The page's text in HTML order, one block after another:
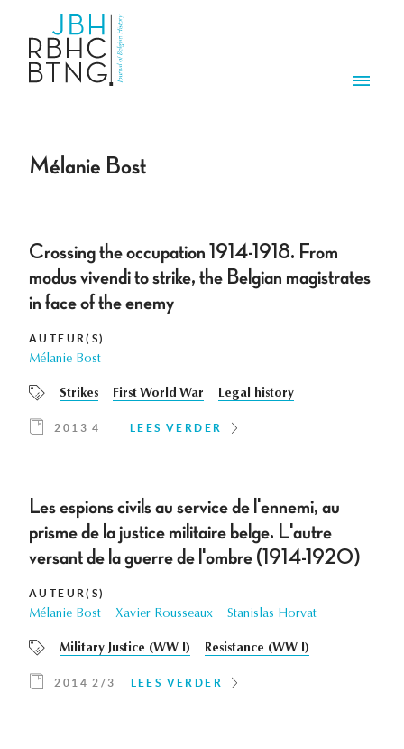
Mélanie Bost
Crossing the occupation 1914-1918. From
modus vivendi to strike, the Belgian magistrates
in face of the enemy
AUTEUR(S)
Mélanie Bost
Strikes First World War Legal history
2013 4 LEES VERDER
Les espions civils au service de l'ennemi, au
prisme de la justice militaire belge. L'autre
versant de la guerre de l'ombre (1914-1920)
AUTEUR(S)
Mélanie Bost Xavier Rousseaux Stanislas Horvat
Military Justice (WW I) Resistance (WW I)
2014 2/3 LEES VERDER